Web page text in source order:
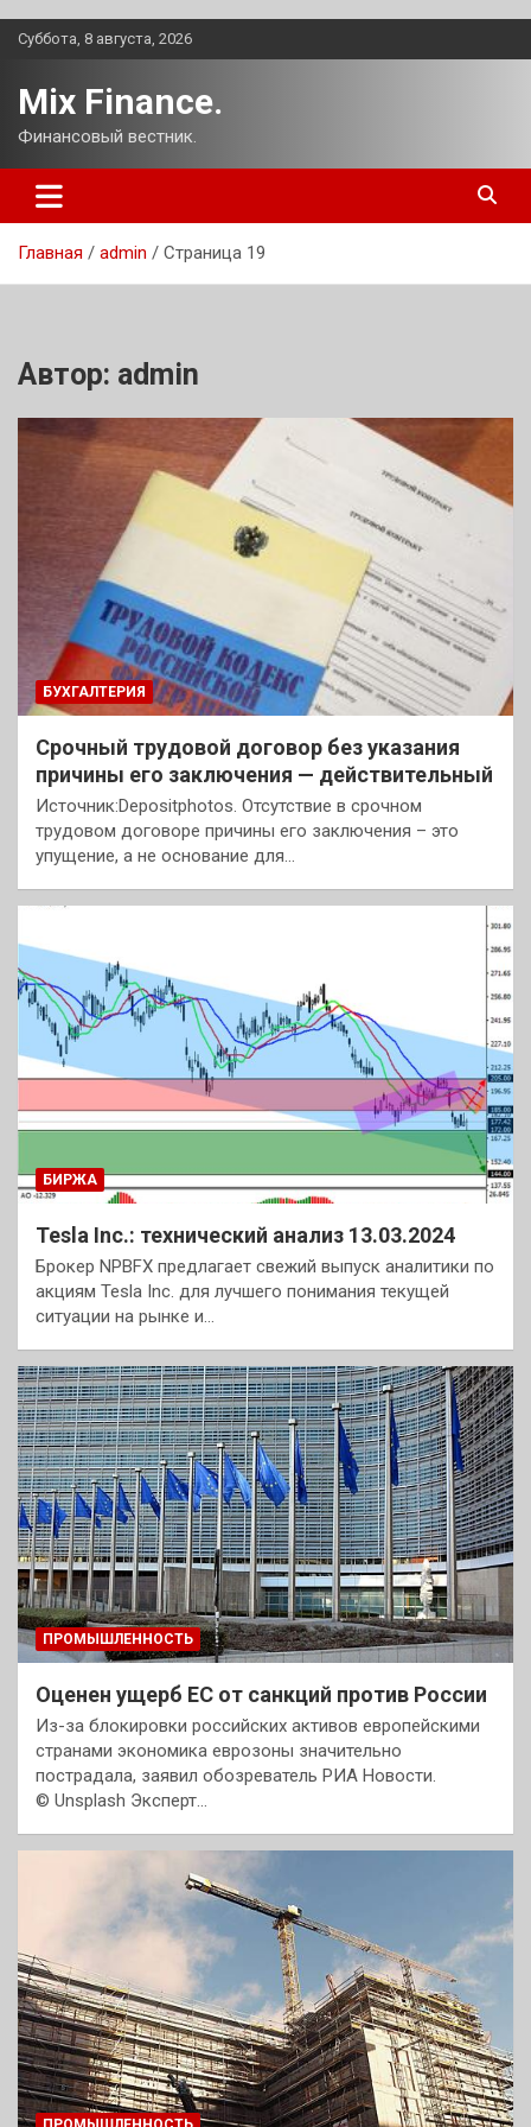
Перейти
Суббота, 8 августа, 2026
Mix Finance.
Финансовый вестник.
Главная admin Страница 19
Автор: admin
БУХГАЛТЕРИЯ
Срочный трудовой договор без указания
причины его заключения — действительный
Источник:Depositphotos. Отсутствие в срочном
трудовом договоре причины его заключения – это
упущение, а не основание для…
БИРЖА
Tesla Inc.: технический анализ 13.03.2024
Брокер NPBFX предлагает свежий выпуск аналитики по
акциям Tesla Inc. для лучшего понимания текущей
ситуации на рынке и…
ПРОМЫШЛЕННОСТЬ
Оценен ущерб ЕС от санкций против России
Из-за блокировки российских активов европейскими
странами экономика еврозоны значительно
пострадала, заявил обозреватель РИА Новости.
© Unsplash Эксперт…